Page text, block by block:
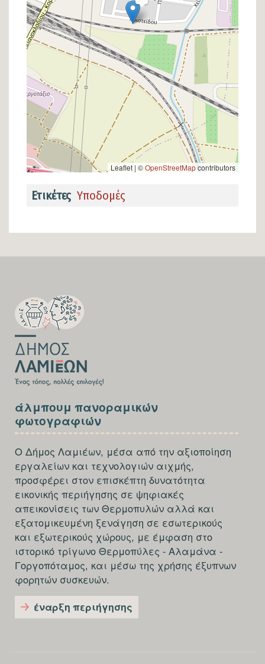
Leaflet | ©OpenStreetMapcontributors
Ετικέτες Υποδομές
FOOTER-
FIRST
SECTION
FOOTER-
THIRD
άλμπουμ πανοραμικών
φωτογραφιών
Ο Δήμος Λαμιέων, μέσα από την αξιοποίηση
εργαλείων και τεχνολογιών αιχμής,
προσφέρει στον επισκέπτη δυνατότητα
εικονικής περιήγησης σε ψηφιακές
απεικονίσεις των Θερμοπυλών αλλά και
εξατομικευμένη ξενάγηση σε εσωτερικούς
και εξωτερικούς χώρους, με έμφαση στο
ιστορικό τρίγωνο Θερμοπύλες - Αλαμάνα -
Γοργοπόταμος, και μέσω της χρήσης έξυπνων
φορητών συσκευών.
έναρξη περιήγησης